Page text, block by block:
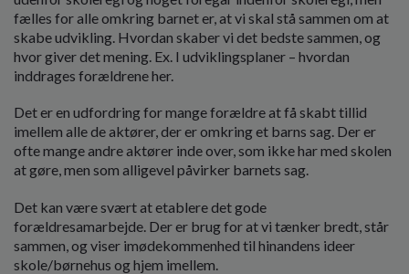
fælles for alle omkring barnet er, at vi skal stå sammen om at
skabe udvikling. Hvordan skaber vi det bedste sammen, og
hvor giver det mening. Ex. I udviklingsplaner – hvordan
inddrages forældrene her.
Det er en udfordring for mange forældre at få skabt tillid
imellem alle de aktører, der er omkring et barns sag. Der er
ofte mange andre aktører inde over, som ikke har med skolen
at gøre, men som alligevel påvirker barnets sag.
Det kan være svært at etablere det gode
forældresamarbejde. Der er brug for at vi tænker bredt, står
sammen, og viser imødekommenhed til hinandens ideer
skole/børnehus og hjem imellem.